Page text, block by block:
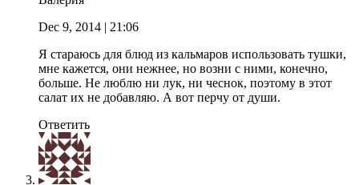
Dec 9, 2014 | 21:06
Я стараюсь для блюд из кальмаров использовать тушки,
мне кажется, они нежнее, но возни с ними, конечно,
больше. Не люблю ни лук, ни чеснок, поэтому в этот
салат их не добавляю. А вот перчу от души.
Ответить